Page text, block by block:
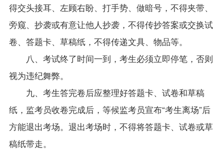
得交头接耳、左顾右盼、打手势、做暗号，不得夹带、
旁窥、抄袭或有意让他人抄袭，不得传抄答案或交换试
卷、答题卡、草稿纸，不得传递文具、物品等。
八、考试终了时间一到，考生必须立即停笔，否则
视为违纪舞弊。
九、考生答完卷后应整理好答题卡、试卷和草稿
纸，监考员收卷完成后，等候监考员宣布“考生离场”后
方能退出考场。退出考场时，不得将答题卡、试卷或草
稿纸带走。